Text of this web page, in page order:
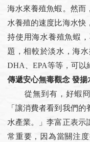
海水來養殖魚蝦。然而
水養殖的速度比海水快
持使用海水養殖魚蝦
題，相較於淡水，海
DHA、EPA等等，可以
傳遞安心無毒觀念 發揚
從無到有，好蝦冏
「讓消費者看到我們
水產業。」李富正表示
常重要，因為當關注